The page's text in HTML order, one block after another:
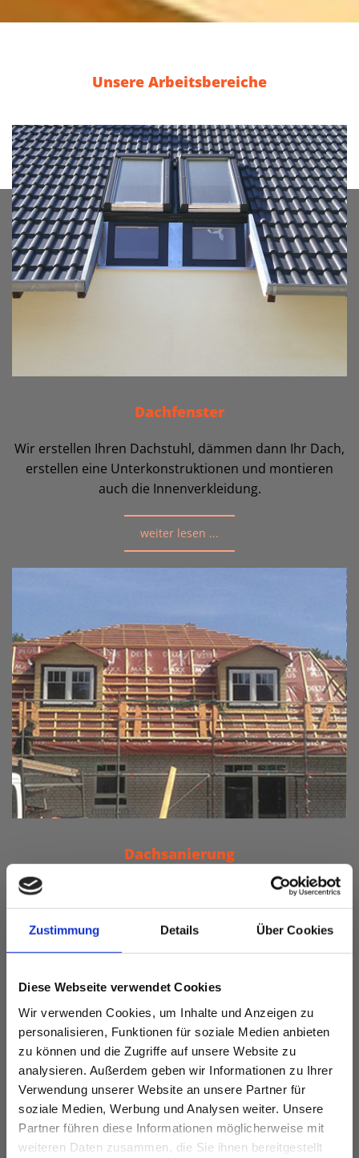
Zustimmung Details Über Cookies
Diese Webseite verwendet Cookies
Wir verwenden Cookies, um Inhalte und Anzeigen zu
personalisieren, Funktionen für soziale Medien anbieten
zu können und die Zugriffe auf unsere Website zu
analysieren. Außerdem geben wir Informationen zu Ihrer
Verwendung unserer Website an unsere Partner für
soziale Medien, Werbung und Analysen weiter. Unsere
Partner führen diese Informationen möglicherweise mit
weiteren Daten zusammen, die Sie ihnen bereitgestellt
Unsere Arbeitsbereiche
Dachfenster
Wir erstellen Ihren Dachstuhl, dämmen dann Ihr Dach,
erstellen eine Unterkonstruktionen und montieren
auch die Innenverkleidung.
weiter lesen ...
Dachsanierung
Wann muss eine Dachsanierung sein und wie erkennt
man einen maroden Dachstuhl? Bei der Planung helfen
wir Ihnen gerne.